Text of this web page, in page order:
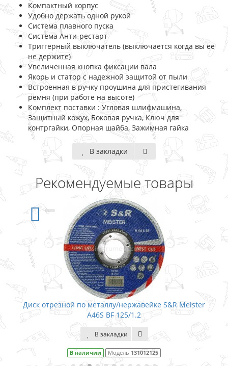
Компактный корпус
Удобно держать одной рукой
Система плавного пуска
Система Анти-рестарт
Триггерный выключатель (выключается когда вы ее
не держите)
Увеличенная кнопка фиксации вала
Якорь и статор с надежной защитой от пыли
Встроенная в ручку проушина для пристегивания
ремня (при работе на высоте)
Комплект поставки : Угловая шлифмашина,
Защитный кожух, Боковая ручка, Ключ для
контргайки, Опорная шайба, Зажимная гайка
В закладки
Рекомендуемые товары
Диск отрезной по металлу/нержавейке S&R Meister
A46S BF 125/1.2
В закладки
В наличии Модель 131012125